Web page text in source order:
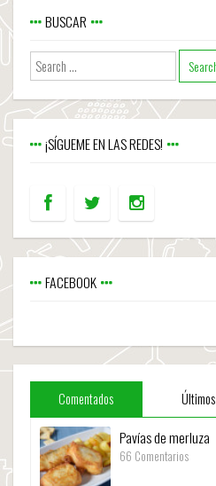
BUSCAR
¡SÍGUEME EN LAS REDES!
FACEBOOK
Comentados Últimos
Pavías de merluza
66 Comentarios